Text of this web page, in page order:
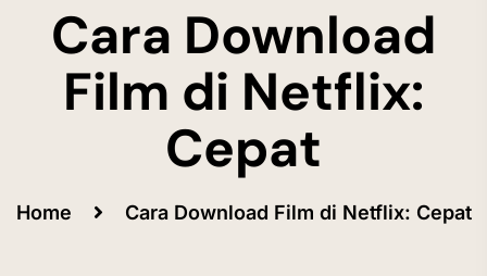
Cara Download
Film di Netflix:
Cepat
Home Cara Download Film di Netflix: Cepat